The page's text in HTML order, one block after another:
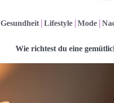
Gesundheit Lifestyle Mode
Wie richtest du eine